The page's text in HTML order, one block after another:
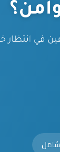
في انتظار
شامل